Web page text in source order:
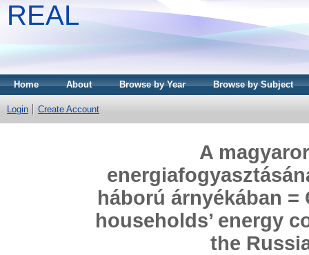
REAL
Home About Browse by Year Browse by Subject
Login Create Account
A
háború árnyékában
households’ energy
the